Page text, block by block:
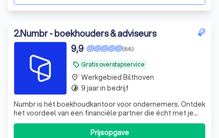
2.Numbr - boekhouders & adviseurs
local_offer Gratis overstapservice
(66)
9,9
Numbr is hét boekhoudkantoor voor ondernemers. Ontdek
het voordeel van een financiële partner die écht met je
meedenkt. En dat voor een vast bedrag per maand,
zonder verrassingen. Stap nu gratis over.
Prijsopgave
place Werkgebied Bilthoven
timelapse 9 jaar in bedrijf